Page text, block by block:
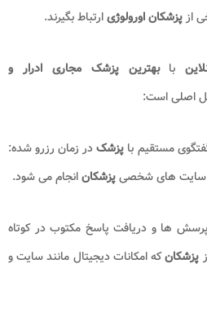
ازپزشکان اورولوژیارتباط بگیرند.
بابهترین پزشک مجاری ادرار و
اصلی است:
مستقیم با پزشکدر زمان رزرو شده:
سایت های شخصیپزشکانانجام می شود.
ها و دریافت پاسخ مکتوب در کوتاه
پزشکانکه امکانات دیجیتال مانند سایت و